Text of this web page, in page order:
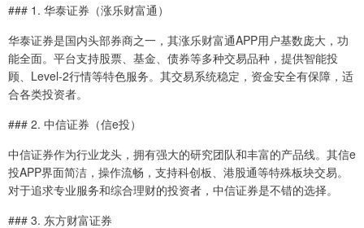
### 1. 华泰证券（涨乐财富通）
华泰证券是国内头部券商之一，其涨乐财富通APP用户基数庞大，功
能全面。平台支持股票、基金、债券等多种交易品种，提供智能投
顾、Level-2行情等特色服务。其交易系统稳定，资金安全有保障，适
合各类投资者。
### 2. 中信证券（信e投）
中信证券作为行业龙头，拥有强大的研究团队和丰富的产品线。其信e
投APP界面简洁，操作流畅，支持科创板、港股通等特殊板块交易。
对于追求专业服务和综合理财的投资者，中信证券是不错的选择。
### 3. 东方财富证券